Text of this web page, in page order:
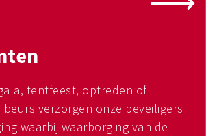
tentfeest, optreden of
verzorgen onze beveiligers
waarbij waarborging van de